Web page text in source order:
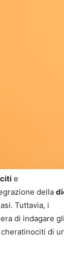
e
della
Tuttavia, i
di indagare gli
di